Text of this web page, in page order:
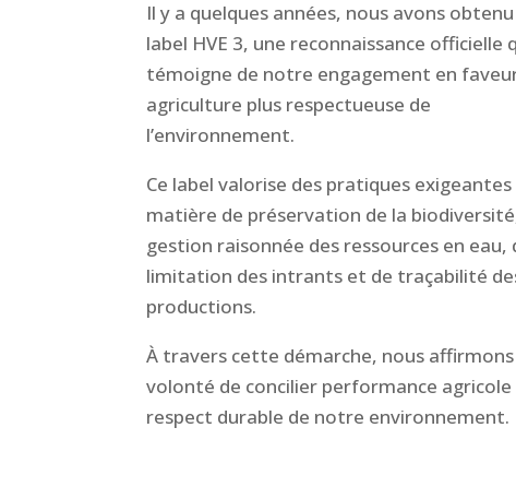
Il y a quelques années, nous avons
label HVE 3, une reconnaissance officielle
témoigne de notre engagement en faveur
agriculture plus respectueuse de
l’environnement.
Ce label valorise des pratiques exigeantes
matière de préservation de la
gestion raisonnée des ressources en eau,
limitation des intrants et de traçabilité
productions.
À travers cette démarche, nous
volonté de concilier performance
respect durable de notre environnement.